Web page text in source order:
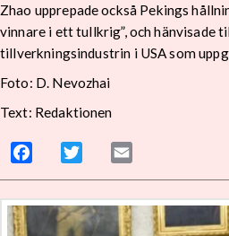
Zhao upprepade också Pekings
vinnare i ett tullkrig”, och hänvisade
tillverkningsindustrin i USA som
Foto: D. Nevozhai
Text: Redaktionen
Facebook Twitter